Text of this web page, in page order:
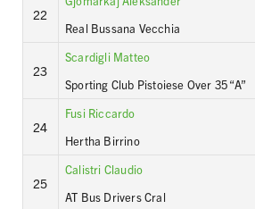
22
Real Bussana Vecchia
23
Scardigli Matteo
Sporting Club Pistoiese Over 35 “A”
24
Fusi Riccardo
Hertha Birrino
25
Calistri Claudio
AT Bus Drivers Cral